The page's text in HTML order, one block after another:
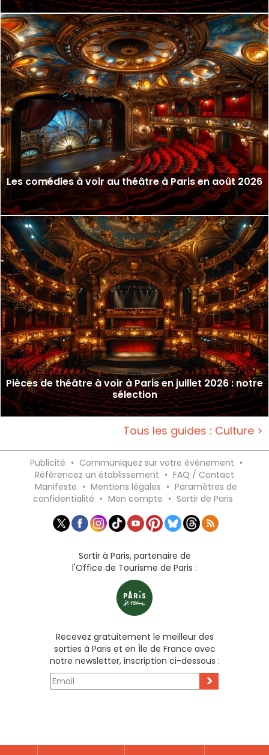
Les comédies à voir au théâtre à Paris en août 2026
Pièces de théâtre à voir à Paris en juillet 2026 : notre
sélection
Tous les guides : Culture >
Publicité • Communiquez sur votre événement •
Référencez un établissement • FAQ / Contact
Manifeste • Mentions légales • Paramètres de
confidentialité • Mon compte • Sortir de Paris
Sortir à Paris, partenaire de
l'Office de Tourisme de Paris :
Recevez gratuitement le meilleur des
sorties à Paris et en Île de France avec
notre newsletter, inscription ci-dessous :
>